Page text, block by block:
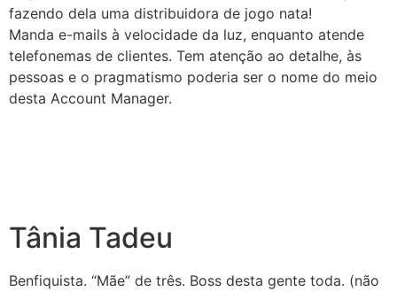
fazendo dela uma distribuidora de jogo nata!
Manda e-mails à velocidade da luz, enquanto atende
telefonemas de clientes. Tem atenção ao detalhe, às
pessoas e o pragmatismo poderia ser o nome do meio
desta Account Manager.
Tânia Tadeu
Benfiquista. “Mãe” de três. Boss desta gente toda. (não